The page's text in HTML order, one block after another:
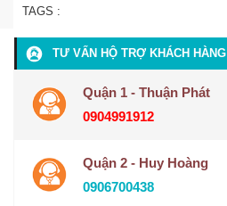
TAGS :
TƯ VẤN HỘ TRỢ KHÁCH HÀNG
Quận 1 - Thuận Phát
0904991912
Quận 2 - Huy Hoàng
0906700438